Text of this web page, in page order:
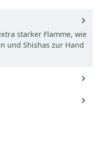
starker Flamme, wie
und Shishas zur Hand